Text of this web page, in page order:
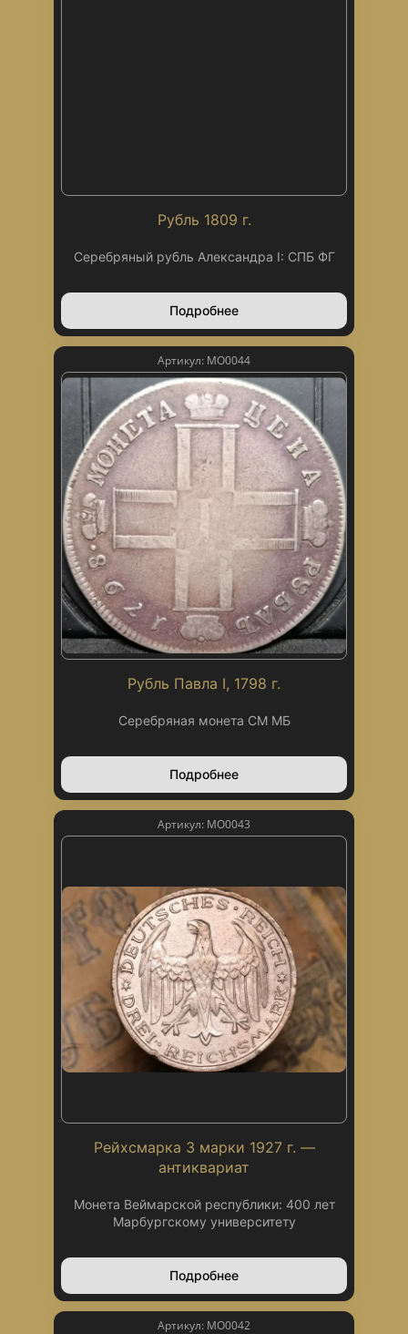
Рубль 1809 г.
Серебряный рубль Александра I: СПБ ФГ
Подробнее
Артикул: МО0044
Рубль Павла I, 1798 г.
Серебряная монета СМ МБ
Подробнее
Артикул: МО0043
Рейхсмарка 3 марки 1927 г. —
антиквариат
Монета Веймарской республики: 400 лет
Марбургскому университету
Подробнее
Артикул: МО0042